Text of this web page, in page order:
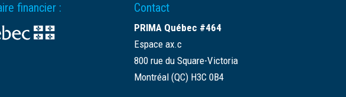
financier : Contact
PRIMA Québec #464
Espace ax.c
800 rue du Square-Victoria
Montréal (QC) H3C 0B4